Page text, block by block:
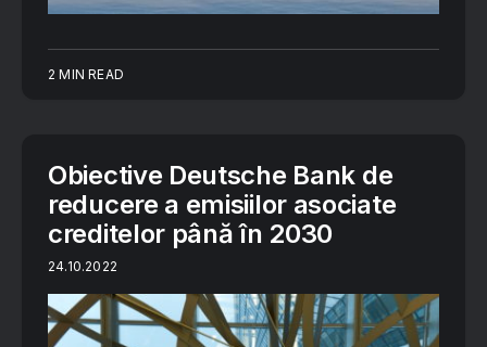
2 MIN READ
Obiective Deutsche Bank de
reducere a emisiilor asociate
creditelor până în 2030
24.10.2022